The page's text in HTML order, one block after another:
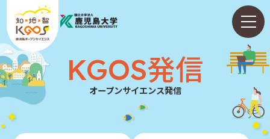
KGOS発信
オープンサイエンス発信
ホーム